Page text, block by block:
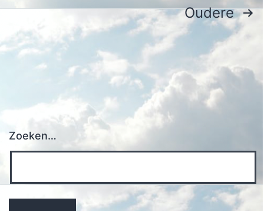
Berichten
paginering
Oudere
Zoeken…